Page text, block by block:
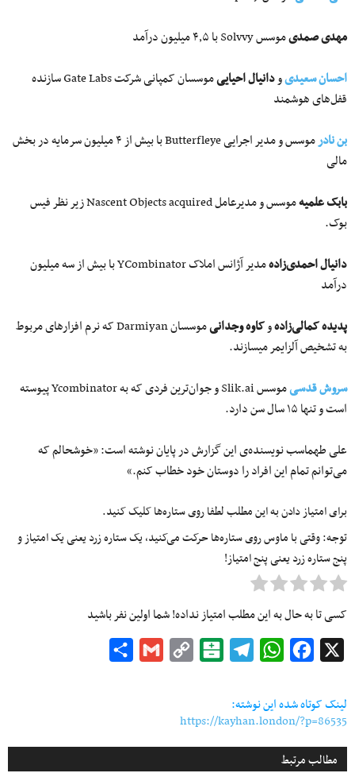
مهدی صمدیموسس Solvvy با ۴٫۵ میلیون درآمد
احسان سعیدیودانیال احیایی
موسسان کمپانی شرکت Gate Labs سازنده
قفل‌های هوشمند
بن نادر
موسس و مدیر اجرایی Butterfleye با بیش از ۴ میلیون سرمایه در بخش
مالی
بابک علمیه
موسس و مدیرعامل Nascent Objects acquired زیر نظر فیس
بوک.
دانیال احمدی‌زاده
مدیر آژانس املاک YCombinator با بیش از سه میلیون
درآمد
پدیده کمالی‌زادهوکاوه وجدانی
موسسان Darmiyan که نرم افزارهای مربوط
به تشخیص آلزایمر می‎سازند.
سروش قدسی
موسس Slik.ai و جوان‌ترین فردی که به Ycombinator پیوسته
است و تنها ۱۵ سال سن دارد.
علی طهماسب نویسنده‌ی این گزارش در پایان نوشته است:‌ «خوشحالم که
می‌توانم تمام این افراد را دوستان خود خطاب کنم.»
برای امتیاز دادن به این مطلب لطفا روی ستاره‌ها کلیک کنید.
توجه: وقتی با ماوس روی ستاره‌ها حرکت می‌کنید، یک ستاره زرد یعنی یک امتیاز و
پنج ستاره زرد یعنی پنج امتیاز!
کسی تا به حال به این مطلب امتیاز نداده! شما اولین نفر باشید
Facebook
WhatsApp
Telegram
Balatarin
Copy
Gmail
لینک کوتاه شده این نوشته:
https://kayhan.london/?p=86535
مطالب مرتبط